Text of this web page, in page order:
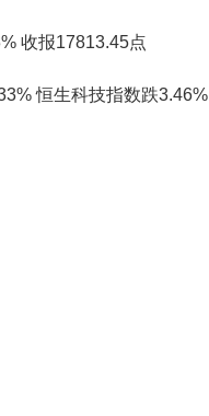
收报17813.45点
恒生科技指数跌3.46%